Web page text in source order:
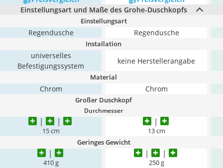
Einstellungsart und Maße des Grohe-Duschkopfs
Einstellungsart
Regendusche Regendusche
Installation
universelles
Befestigungssystem
keine Herstellerangabe
Material
Chrom Chrom
Großer Duschkopf
Durchmesser
15 cm 13 cm
Geringes Gewicht
410 g 250 g